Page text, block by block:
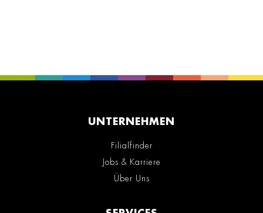
UNTERNEHMEN
Filialfinder
Jobs & Karriere
Über Uns